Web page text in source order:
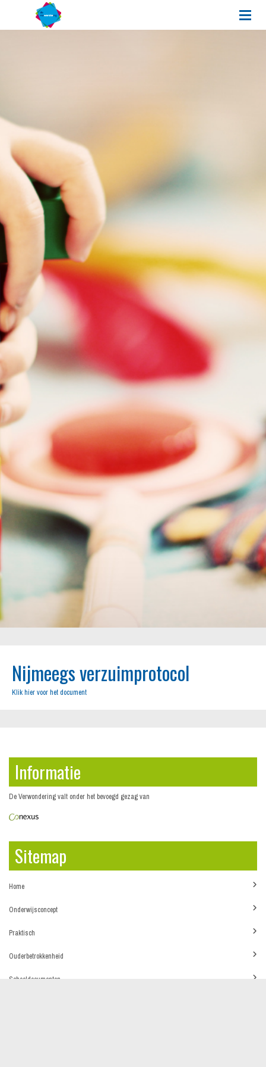
Nijmeegs verzuimprotocol
Klik hier voor het document
Informatie
De Verwondering valt onder het bevoegd gezag van
Sitemap
Home
Onderwijsconcept
Praktisch
Ouderbetrokkenheid
Schooldocumenten